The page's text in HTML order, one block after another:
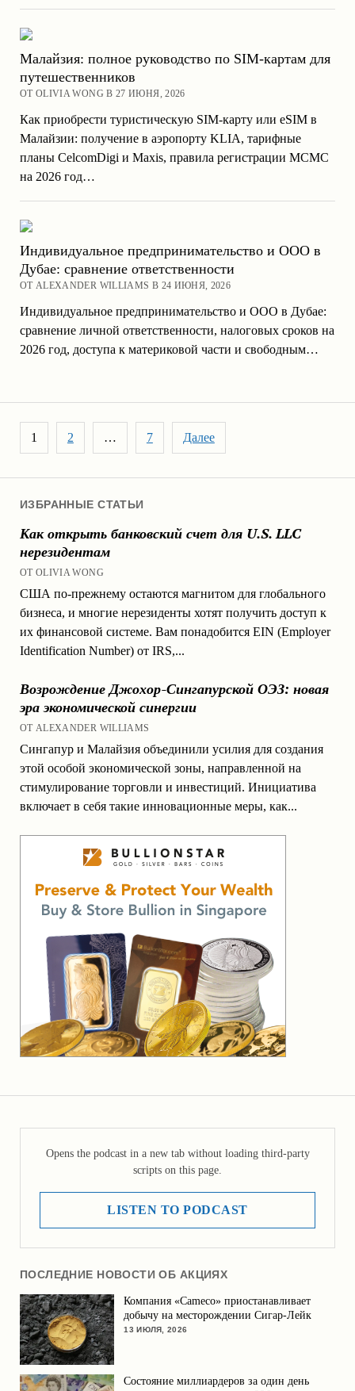
ИЗБРАННЫЕ СТАТЬИ
Как открыть банковский счет для U.S. LLC
нерезидентам
ОТ OLIVIA WONG
США по-прежнему остаются магнитом для глобального
бизнеса, и многие нерезиденты хотят получить доступ к
их финансовой системе. Вам понадобится EIN (Employer
Identification Number) от IRS,...
Возрождение Джохор-Сингапурской ОЭЗ: новая
эра экономической синергии
ОТ ALEXANDER WILLIAMS
Сингапур и Малайзия объединили усилия для создания
этой особой экономической зоны, направленной на
стимулирование торговли и инвестиций. Инициатива
включает в себя такие инновационные меры, как...
Малайзия: полное руководство по SIM-картам для
путешественников
ОТ OLIVIA WONG В 27 ИЮНЯ, 2026
Как приобрести туристическую SIM-карту или eSIM в
Малайзии: получение в аэропорту KLIA, тарифные
планы CelcomDigi и Maxis, правила регистрации MCMC
на 2026 год…
Индивидуальное предпринимательство и ООО в
Дубае: сравнение ответственности
ОТ ALEXANDER WILLIAMS В 24 ИЮНЯ, 2026
Индивидуальное предпринимательство и ООО в Дубае:
сравнение личной ответственности, налоговых сроков на
2026 год, доступа к материковой части и свободным…
Пагинация записей
1 2 … 7 Далее
Opens the podcast in a new tab without loading third-party
scripts on this page.
LISTEN TO PODCAST
ПОСЛЕДНИЕ НОВОСТИ ОБ АКЦИЯХ
Компания «Cameco» приостанавливает
добычу на месторождении Сигар-Лейк
13 ИЮЛЯ, 2026
Состояние миллиардеров за один день